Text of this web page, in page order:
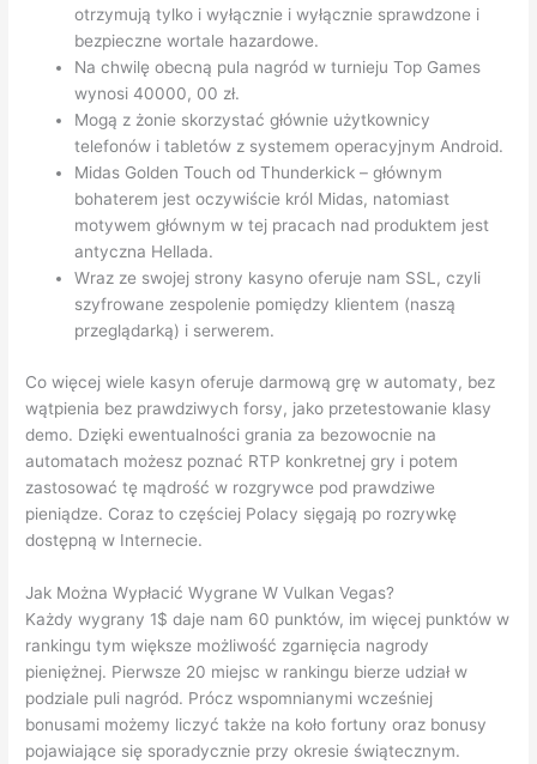
otrzymują tylko i wyłącznie i wyłącznie sprawdzone i
bezpieczne wortale hazardowe.
Na chwilę obecną pula nagród w turnieju Top Games
wynosi 40000, 00 zł.
Mogą z żonie skorzystać głównie użytkownicy
telefonów i tabletów z systemem operacyjnym Android.
Midas Golden Touch od Thunderkick – głównym
bohaterem jest oczywiście król Midas, natomiast
motywem głównym w tej pracach nad produktem jest
antyczna Hellada.
Wraz ze swojej strony kasyno oferuje nam SSL, czyli
szyfrowane zespolenie pomiędzy klientem (naszą
przeglądarką) i serwerem.
Co więcej wiele kasyn oferuje darmową grę w automaty, bez
wątpienia bez prawdziwych forsy, jako przetestowanie klasy
demo. Dzięki ewentualności grania za bezowocnie na
automatach możesz poznać RTP konkretnej gry i potem
zastosować tę mądrość w rozgrywce pod prawdziwe
pieniądze. Coraz to częściej Polacy sięgają po rozrywkę
dostępną w Internecie.
Jak Można Wypłacić Wygrane W Vulkan Vegas?
Każdy wygrany 1$ daje nam 60 punktów, im więcej punktów w
rankingu tym większe możliwość zgarnięcia nagrody
pieniężnej. Pierwsze 20 miejsc w rankingu bierze udział w
podziale puli nagród. Prócz wspomnianymi wcześniej
bonusami możemy liczyć także na koło fortuny oraz bonusy
pojawiające się sporadycznie przy okresie świątecznym.